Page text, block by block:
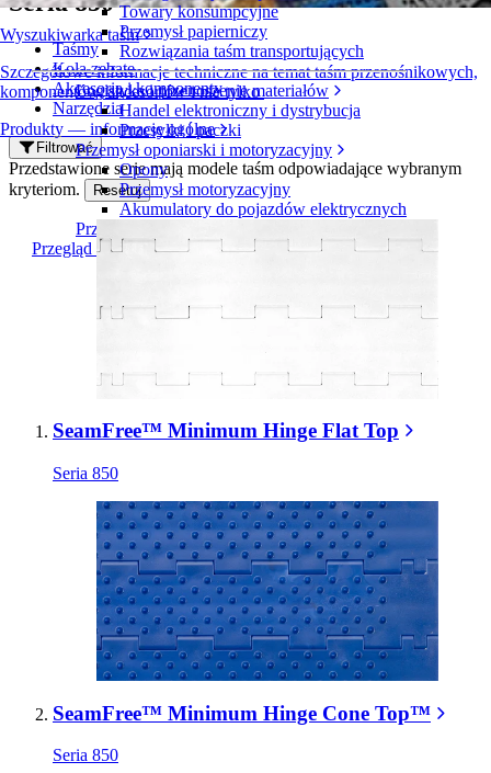
Wyszukiwarka taśm
Szczegółowe informacje techniczne na temat taśm przenośnikowych,
komponentów, akcesoriów i nie tylko
Produkty — informacje ogólne
Towary konsumpcyjne
Przemysł papierniczy
Rozwiązania taśm transportujących
Logistyka i przenoszenie materiałów
Handel elektroniczny i dystrybucja
Przesyłki i paczki
Przemysł oponiarski i motoryzacyjny
Opony
Przemysł motoryzacyjny
Akumulatory do pojazdów elektrycznych
Przemysł
Przegląd branż
Taśmy
Koła zębate
Akcesoria i komponenty
Narzędzia
Filtrować
Przedstawione serie mają modele taśm odpowiadające wybranym
kryteriom.
Resetuj
SeamFree™ Minimum Hinge Flat Top
Seria 850
SeamFree™ Minimum Hinge Cone Top™
Seria 850